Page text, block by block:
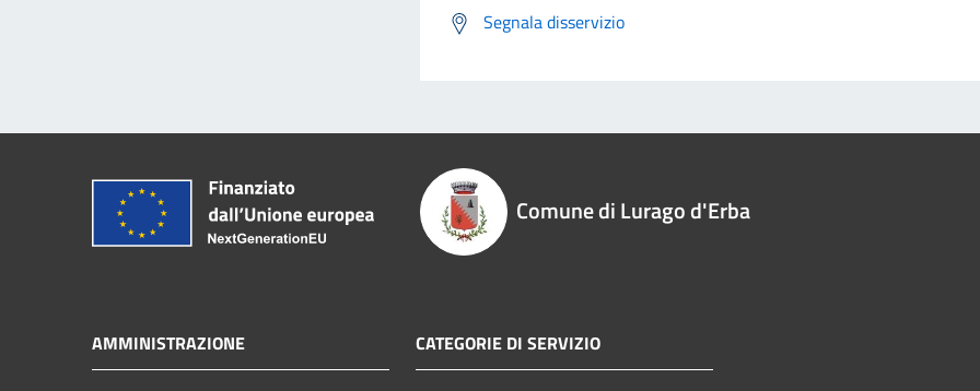
Segnala disservizio
Comune di Lurago d'Erba
AMMINISTRAZIONE CATEGORIE DI SERVIZIO